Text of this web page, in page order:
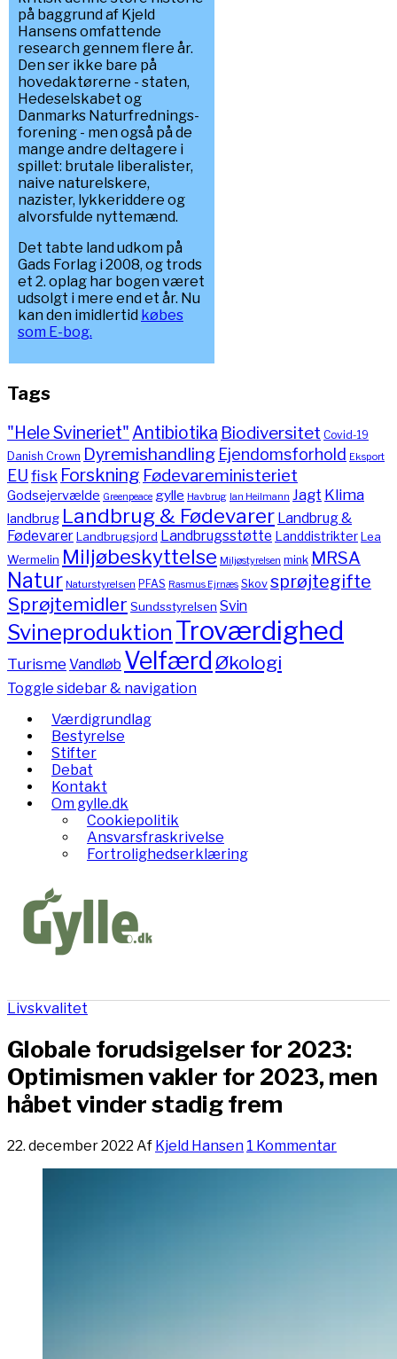
på baggrund af Kjeld
Hansens omfattende
research gennem flere år.
Den ser ikke bare på
hovedaktørerne - staten,
Hedeselskabet og
Danmarks Naturfrednings-
forening - men også på de
mange andre deltagere i
spillet: brutale liberalister,
naive naturelskere,
nazister, lykkeriddere og
alvorsfulde nyttemænd.
Det tabte land udkom på
Gads Forlag i 2008, og trods
et 2. oplag har bogen været
udsolgt i mere end et år. Nu
kan den imidlertid købes
som E-bog.
Tags
"Hele Svineriet" Antibiotika Biodiversitet Covid-19
Danish Crown Dyremishandling Ejendomsforhold Eksport
EUfisk Forskning Fødevareministeriet
Godsejervælde Greenpeace gylle Havbrug Ian Heilmann Jagt Klima
landbrug Landbrug & Fødevarer Landbrug &
FødevarerLandbrugsjord Landbrugsstøtte LanddistrikterLea
Wermelin Miljøbeskyttelse Miljøstyrelsen mink MRSA
Natur Naturstyrelsen PFAS Rasmus Ejrnæs Skov sprøjtegifte
Sprøjtemidler Sundsstyrelsen Svin
Svineproduktion Troværdighed
TurismeVandløb Velfærd Økologi
Toggle sidebar & navigation
Værdigrundlag
Bestyrelse
Stifter
Debat
Kontakt
Om gylle.dk
Cookiepolitik
Ansvarsfraskrivelse
Fortrolighedserklæring
Livskvalitet
Globale forudsigelser for 2023:
Optimismen vakler for 2023, men
håbet vinder stadig frem
22. december 2022 Af Kjeld Hansen 1 Kommentar